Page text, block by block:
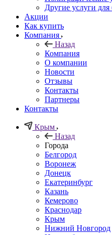
Другие услуги для
Акции
Как купить
Компания
Назад
Компания
О компании
Новости
Отзывы
Контакты
Партнеры
Контакты
Крым
Назад
Города
Белгород
Воронеж
Донецк
Екатеринбург
Казань
Кемерово
Краснодар
Крым
Нижний Новгород